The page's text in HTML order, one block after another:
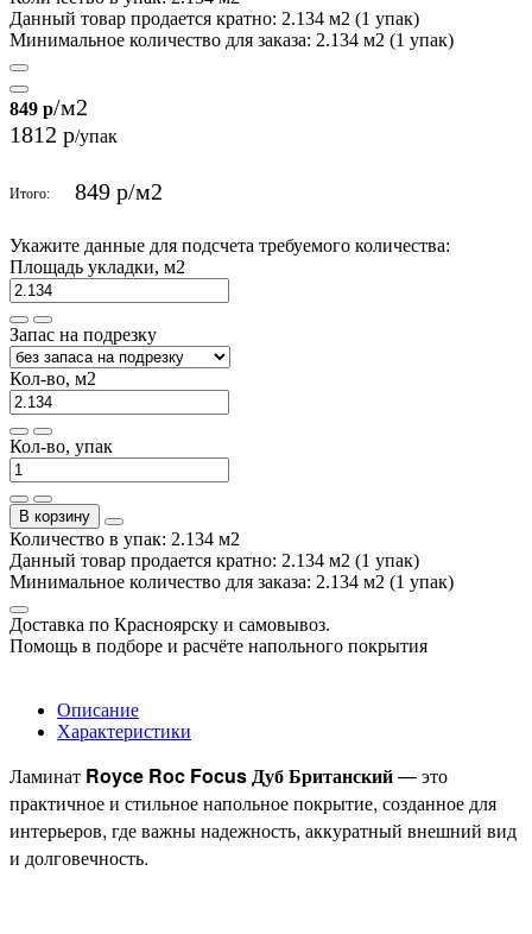
Данный товар продается кратно: 2.134 м2 (1 упак)
Минимальное количество для заказа: 2.134 м2 (1 упак)
849 р/м2
1812 р/упак
Итого: 849 р/м2
Укажите данные для подсчета требуемого количества:
Площадь укладки, м2
Запас на подрезку
Кол-во, м2
Кол-во, упак
В корзину
Количество в упак: 2.134 м2
Данный товар продается кратно: 2.134 м2 (1 упак)
Минимальное количество для заказа: 2.134 м2 (1 упак)
Доставка по Красноярску и самовывоз.
Помощь в подборе и расчёте напольного покрытия
Описание
Характеристики
Ламинат Royce Roc Focus Дуб Британский— это
практичное и стильное напольное покрытие, созданное для
интерьеров, где важны надежность, аккуратный внешний вид
и долговечность.